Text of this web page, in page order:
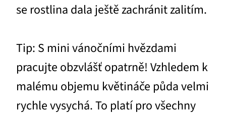
se rostlina dala ještě zachránit zalitím.
Tip: S mini vánočními hvězdami
pracujte obzvlášť opatrně! Vzhledem k
malému objemu květináče půda velmi
rychle vysychá. To platí pro všechny